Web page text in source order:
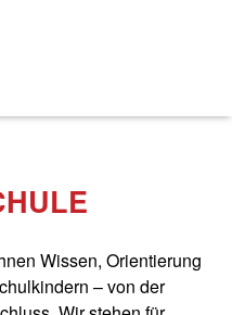
Wissen, Orientierung
– von der